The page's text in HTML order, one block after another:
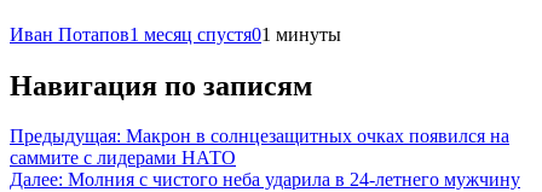
Иван Потапов1 месяц спустя01 минуты
Навигация по записям
Предыдущая: Макрон в солнцезащитных очках появился на
саммите с лидерами НАТО
Далее: Молния с чистого неба ударила в 24-летнего мужчину